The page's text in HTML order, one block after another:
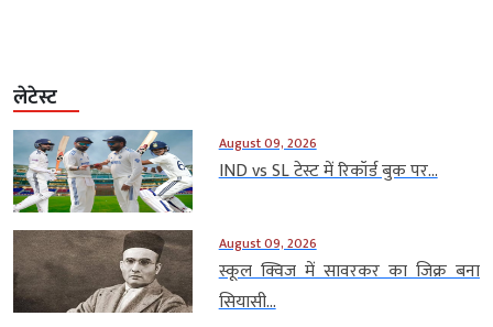
लेटेस्ट
August 09, 2026
IND vs SL टेस्ट में रिकॉर्ड बुक पर...
August 09, 2026
स्कूल क्विज में सावरकर का जिक्र बना
सियासी...